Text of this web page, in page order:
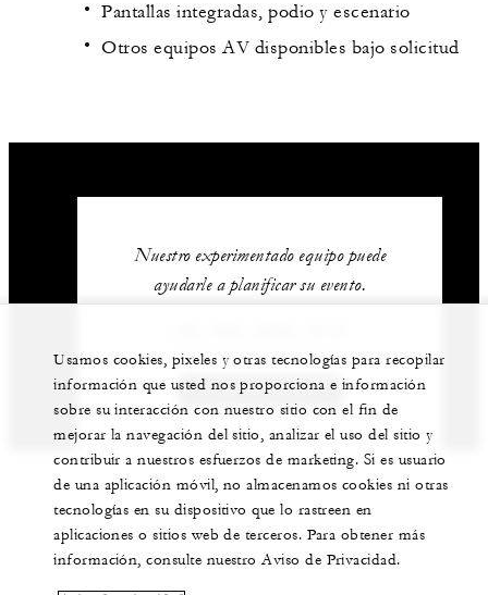
Pantallas integradas, podio y escenario
Otros equipos AV disponibles bajo solicitud
Nuestro experimentado equipo puede
ayudarle a planificar su evento.
CONTÁCTENOS
Usamos cookies, pixeles y otras tecnologías para recopilar
información que usted nos proporciona e información
sobre su interacción con nuestro sitio con el fin de
mejorar la navegación del sitio, analizar el uso del sitio y
contribuir a nuestros esfuerzos de marketing. Si es usuario
de una aplicación móvil, no almacenamos cookies ni otras
tecnologías en su dispositivo que lo rastreen en
aplicaciones o sitios web de terceros. Para obtener más
información, consulte nuestro Aviso de Privacidad.